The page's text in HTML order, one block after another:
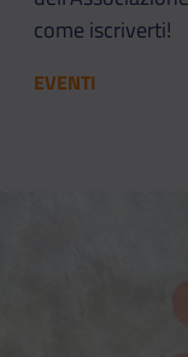
come iscriverti!
EVENTI